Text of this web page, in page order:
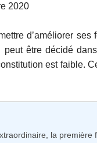
2020
d’améliorer
peut être décidé
est faible.
la première